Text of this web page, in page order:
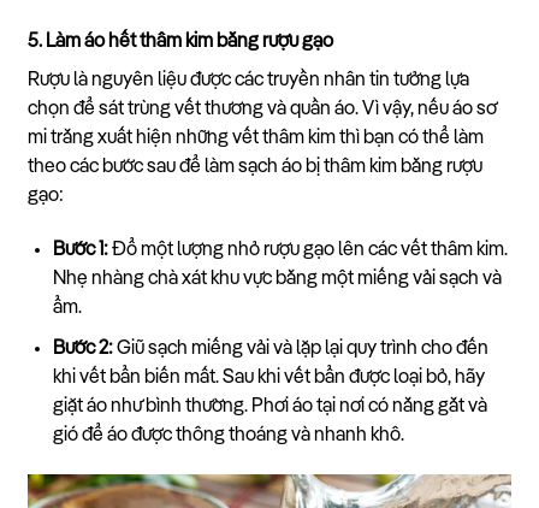
5. Làm áo hết thâm kim bằng rượu gạo
Rượu là nguyên liệu được các truyền nhân tin tưởng lựa
chọn để sát trùng vết thương và quần áo. Vì vậy, nếu áo sơ
mi trắng xuất hiện những vết thâm kim thì bạn có thể làm
theo các bước sau để làm sạch áo bị thâm kim bằng rượu
gạo:
Bước 1:Đổ một lượng nhỏ rượu gạo lên các vết thâm kim.
Nhẹ nhàng chà xát khu vực bằng một miếng vải sạch và
ẩm.
Bước 2:Giũ sạch miếng vải và lặp lại quy trình cho đến
khi vết bẩn biến mất. Sau khi vết bẩn được loại bỏ, hãy
giặt áo như bình thường. Phơi áo tại nơi có nắng gắt và
gió để áo được thông thoáng và nhanh khô.